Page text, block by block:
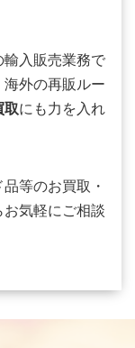
輸入販売業務で
外の再販ルー
取にも力を入れ
等のお買取・
気軽にご相談